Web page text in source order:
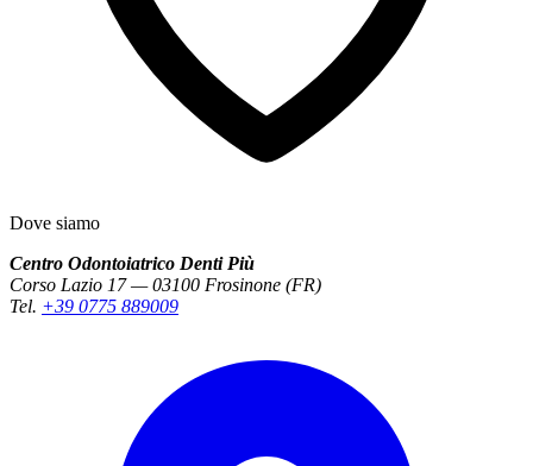
Dove siamo
Centro Odontoiatrico Denti Più
Corso Lazio 17 — 03100 Frosinone (FR)
Tel. +39 0775 889009